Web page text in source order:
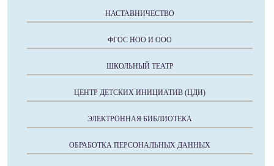
НАСТАВНИЧЕСТВО
ФГОС НОО И ООО
ШКОЛЬНЫЙ ТЕАТР
ЦЕНТР ДЕТСКИХ ИНИЦИАТИВ (ЦДИ)
ЭЛЕКТРОННАЯ БИБЛИОТЕКА
ОБРАБОТКА ПЕРСОНАЛЬНЫХ ДАННЫХ